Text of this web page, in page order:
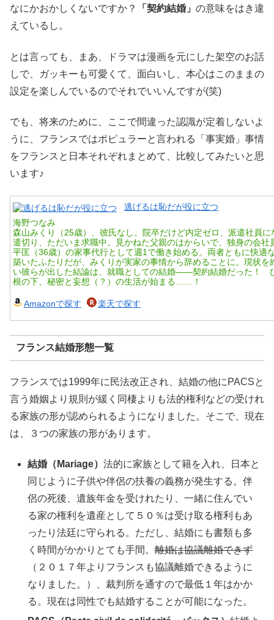
なにかおかしくないですか？
「契約結婚」 の意味をはき違
えているし。
とは言っても、まあ、ドラマは漫画を元にした架空のお話
しで、ガッキーも可愛くて、面白いし、本心はこのままの
設定を楽しんでいるのでそれでいいんですが(笑)
でも、将来のために、ここで間違った認識が定着しないよ
うに、フランスではポピュラーと言われる「事実婚」事情
をフランスと日本それぞれまとめて、比較してみたいと思
います♪
逃げるは恥だが役に立つ
海野つなみ
森山みくり（25歳）、彼氏なし。院卒だけど内定ゼロ、派遣社員に
遣切り、ただいま求職中。見かねた父親のはからいで、独身の会社
平匡（36歳）の家事代行として週1で働き始める。両者ともに快適
築いたふたりだが、みくりが実家の事情から辞めることに。現状を
い彼らが出した結論は、就職としての結婚――契約結婚だった！
根の下、秘密と妄想（？）の生活が始まる……！
Amazonで探す 楽天で探す
フランス結婚形態一覧
フランスでは1999年に民法改正され、結婚の他にPACSと
言う婚姻より規則が緩く同棲よりも法的権利などの受けれ
る家族の形が認められるようになりました。そこで、現在
は、３つの家族の形があります。
結婚（Mariage）法的に家族として籍を入れ、日本と
同じように子供や伴侶の扶養の義務が発生する。伴
侶の死後、遺族年金を受けれたり、一緒に住んでい
る家の権利を遺産として５０％は受け取る権利もあ
ったり法廷に守られる。ただし、結婚にも書類も多
く時間がかかりとても手間。離婚は協議離婚できず
（２０１７年よりフランスも協議離婚できるように
なりました。）、裁判所を通すので最低１年はかか
る。現在は同性でも結婚することが可能になった。